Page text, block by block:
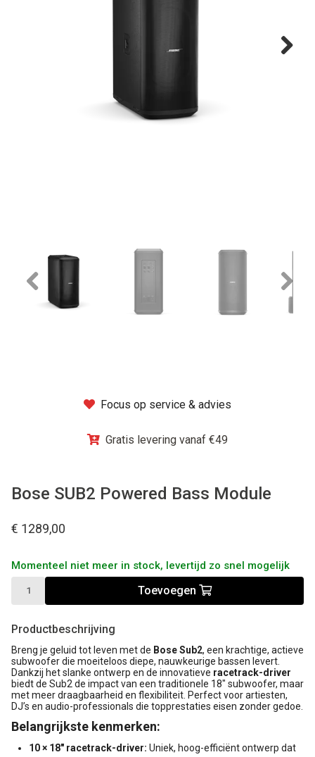
B-stock
Pro Gear Lease
Contact
Previous Next
Focus op service & advies
Gratis levering vanaf €49
Bose SUB2 Powered Bass Module
€ 1289,00
Momenteel niet meer in stock, levertijd zo snel mogelijk
Toevoegen
Productbeschrijving
Breng je geluid tot leven met de Bose Sub2, een krachtige, actieve
subwoofer die moeiteloos diepe, nauwkeurige bassen levert.
Dankzij het slanke ontwerp en de innovatieve racetrack-driver
biedt de Sub2 de impact van een traditionele 18" subwoofer, maar
met meer draagbaarheid en flexibiliteit. Perfect voor artiesten,
DJ’s en audio-professionals die topprestaties eisen zonder gedoe.
Belangrijkste kenmerken:
10 × 18" racetrack-driver: Uniek, hoog-efficiënt ontwerp dat